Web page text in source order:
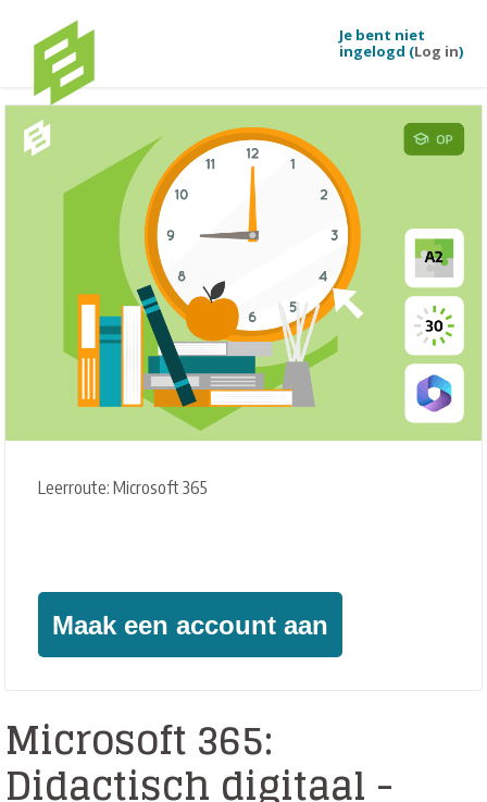
Ga naar hoofdinhoud
Je bent niet
ingelogd (Log in)
Microsoft 365:
Didactisch digitaal -
Leerroute: Microsoft 365
Maak een account aan